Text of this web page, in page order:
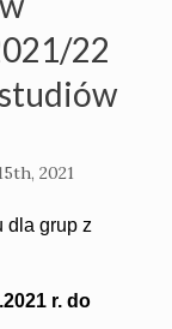
22
2021
dla grup z
r. do